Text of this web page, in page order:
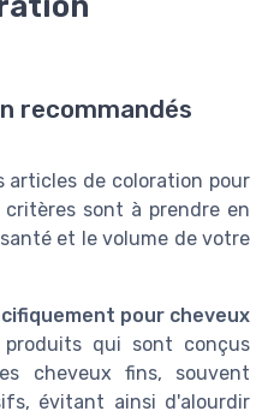
recommandés
articles de coloration pour
sont à prendre en
et le volume de votre
pour cheveux
qui sont conçus
cheveux fins, souvent
évitant ainsi d'alourdir